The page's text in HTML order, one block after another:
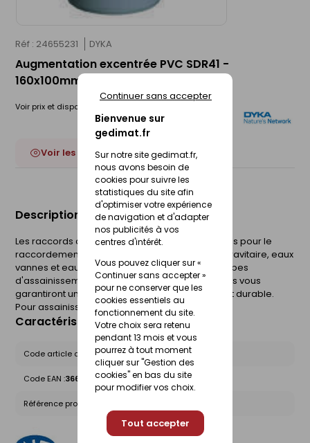
Bienvenue sur
gedimat.fr
Sur notre site gedimat.fr,
nous avons besoin de
cookies pour suivre les
statistiques du site afin
d'optimiser votre expérience
de navigation et d'adapter
nos publicités à vos
centres d'intérêt.
Vous pouvez cliquer sur «
Continuer sans accepter »
pour ne conserver que les
cookies essentiels au
fonctionnement du site.
Votre choix sera retenu
pendant 13 mois et vous
pourrez à tout moment
cliquer sur "Gestion des
cookies" en bas du site
pour modifier vos choix.
Tout accepter
Continuer sans accepter
Réf : 24655231 DYKA
Augmentation excentrée PVC SDR41 -
160x100mm
Voir prix et disponibilité en magasin
Voir les 15 déclinaisons
Description du produit
Les raccords assainissement en PVC sont conçus pour le
raccordement des réseaux d'assainissement gravitaire, eaux
vannes et eaux pluviales. Combinés avec nos tubes
d'assainissement Sotralys et Ultra16 nos raccords vous
garantiront un réseau d'assainissement fiable et durable.
Pour assainissement.
Caractéristiques du produit
Code article chez le fournisseur :20051473
Code EAN :3660864011726
Référence produit nationale Gedimat :